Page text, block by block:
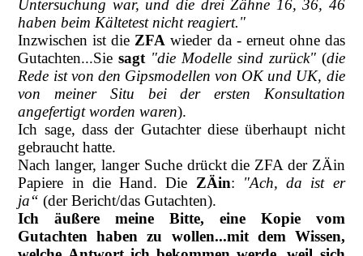
Untersuchung war, und die drei Zähne 16, 36, 46
haben beim Kältetest nicht reagiert."
Inzwischen ist dieZFA wieder da - erneut ohne das
Gutachten...Siesagt"die Modelle sind zurück" (die
Rede ist von den Gipsmodellen von OK und UK, die
von meiner Situ bei der ersten Konsultation
angefertigt worden waren).
Ich sage, dass der Gutachter diese überhaupt nicht
gebraucht hatte.
Nach langer, langer Suche drückt die ZFA der ZÄin
Papiere in die Hand. Die ZÄin:
"Ach, da ist er
ja“(der Bericht/das Gutachten).
Ich äußere meine Bitte, eine Kopie vom
Gutachten haben zu wollen...mit dem Wissen,